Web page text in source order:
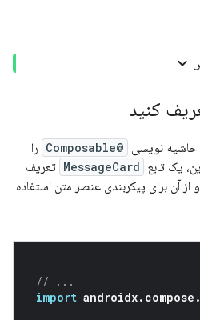
کنید
نویسی @Composable
را
تابع MessageCard تعریف
برای پیکربندی عنصر متن استفاده
// ...
import androidx.